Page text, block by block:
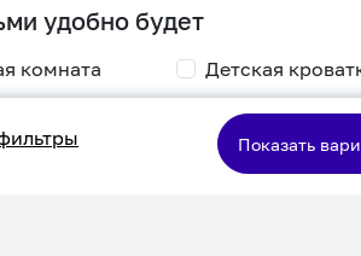
удобно будет
комната
Детская
Двухъярусная
кровать
Показать